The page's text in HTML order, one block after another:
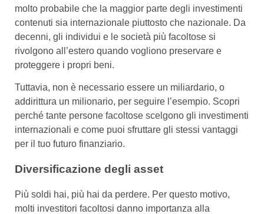
molto probabile che la maggior parte degli investimenti
contenuti sia internazionale piuttosto che nazionale. Da
decenni, gli individui e le società più facoltose si
rivolgono all’estero quando vogliono preservare e
proteggere i propri beni.
Tuttavia, non è necessario essere un miliardario, o
addirittura un milionario, per seguire l’esempio. Scopri
perché tante persone facoltose scelgono gli investimenti
internazionali e come puoi sfruttare gli stessi vantaggi
per il tuo futuro finanziario.
Diversificazione degli asset
Più soldi hai, più hai da perdere. Per questo motivo,
molti investitori facoltosi danno importanza alla